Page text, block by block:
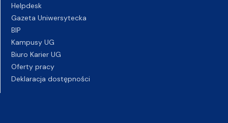
Helpdesk
Gazeta Uniwersytecka
BIP
Kampusy UG
Biuro Karier UG
Oferty pracy
Deklaracja dostępności